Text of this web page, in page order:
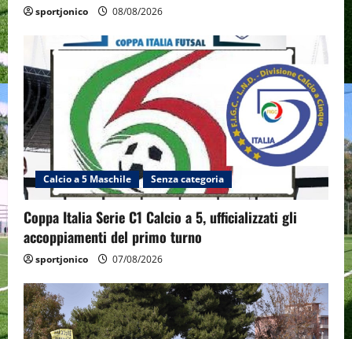
sportjonico 08/08/2026
Calcio a 5 Maschile Senza categoria
Coppa Italia Serie C1 Calcio a 5, ufficializzati gli
accoppiamenti del primo turno
sportjonico 07/08/2026